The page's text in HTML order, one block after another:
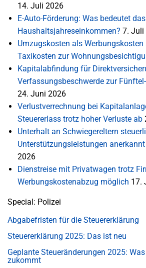
14. Juli 2026
E-Auto-Förderung: Was bedeutet
Haushaltsjahreseinkommen? 7. Juli
Umzugskosten als Werbungskosten
Taxikosten zur
Kapitalabfindung für
Verfassungsbeschwerde zur
24. Juni 2026
Verlustverrechnung bei
Steuererlass trotz hoher Verluste ab
Unterhalt an Schwiegereltern
Unterstützungsleistungen
2026
Dienstreise mit Privatwagen trotz
Werbungskostenabzug möglich 17.
Special: Polizei
Abgabefristen für die Steuererklärung
Steuererklärung 2025: Das ist neu
Geplante Steueränderungen 2025:
zukommt